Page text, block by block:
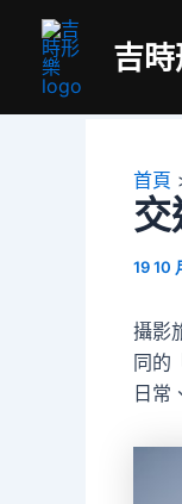
吉
首頁
交
19 10
攝影
同的
日常